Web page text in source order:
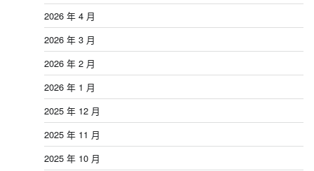
2026 年 4 月
2026 年 3 月
2026 年 2 月
2026 年 1 月
2025 年 12 月
2025 年 11 月
2025 年 10 月